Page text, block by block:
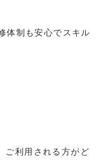
体制も安心でスキル
ご利用される方がど